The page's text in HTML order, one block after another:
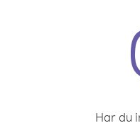
Har du